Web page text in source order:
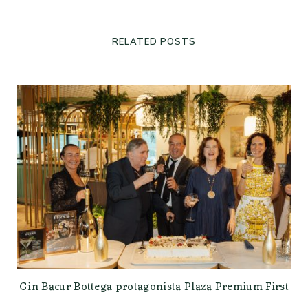
RELATED POSTS
Gin Bacur Bottega protagonista Plaza Premium First